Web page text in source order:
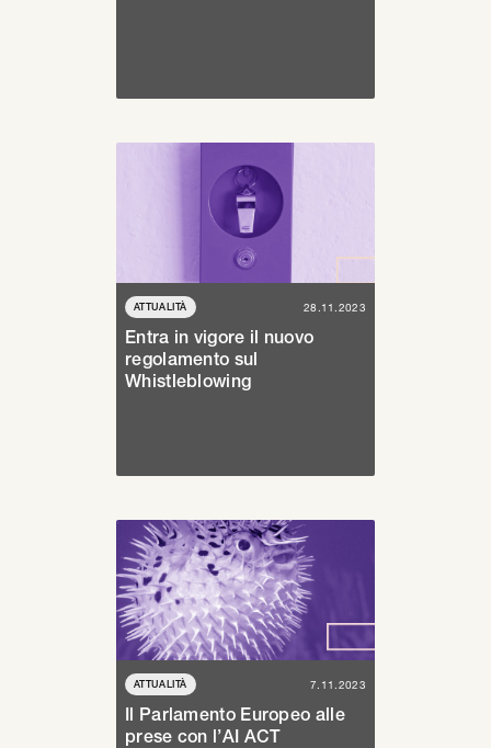
ATTUALITÀ 28.11.2023
Entra in vigore il nuovo
regolamento sul
Whistleblowing
ATTUALITÀ 7.11.2023
Il Parlamento Europeo alle
prese con l’AI ACT